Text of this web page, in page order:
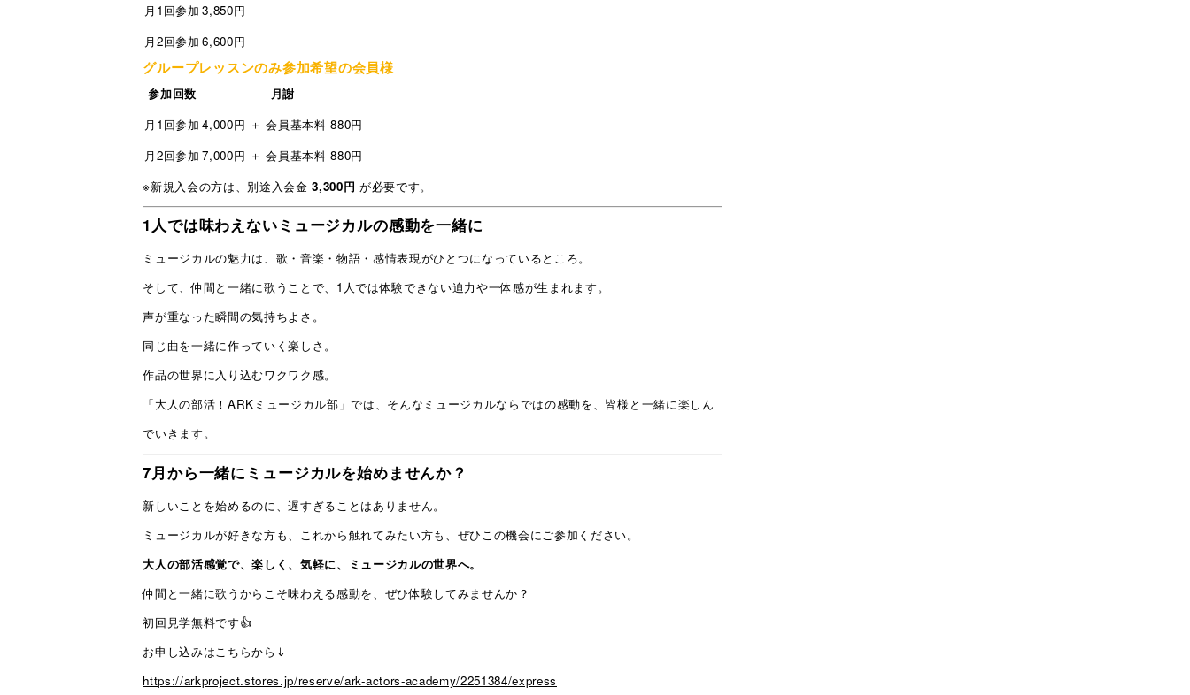
月1回参加 3,850円
月2回参加 6,600円
グループレッスンのみ参加希望の会員様
参加回数
月謝
月1回参加 4,000円 ＋ 会員基本料 880円
月2回参加 7,000円 ＋ 会員基本料 880円
※新規入会の方は、別途入会金3,300円 が必要です。
1人では味わえないミュージカルの感動を一緒に
ミュージカルの魅力は、歌・音楽・物語・感情表現がひとつになっているところ。
そして、仲間と一緒に歌うことで、1人では体験できない迫力や一体感が生まれます。
声が重なった瞬間の気持ちよさ。
同じ曲を一緒に作っていく楽しさ。
作品の世界に入り込むワクワク感。
「大人の部活！ARKミュージカル部」では、そんなミュージカルならではの感動を、皆様と一緒に楽しん
でいきます。
7月から一緒にミュージカルを始めませんか？
新しいことを始めるのに、遅すぎることはありません。
ミュージカルが好きな方も、これから触れてみたい方も、ぜひこの機会にご参加ください。
大人の部活感覚で、楽しく、気軽に、ミュージカルの世界へ。
仲間と一緒に歌うからこそ味わえる感動を、ぜひ体験してみませんか？
初回見学無料です👍
お申し込みはこちらから⇓
https://arkproject.stores.jp/reserve/ark-actors-academy/2251384/express